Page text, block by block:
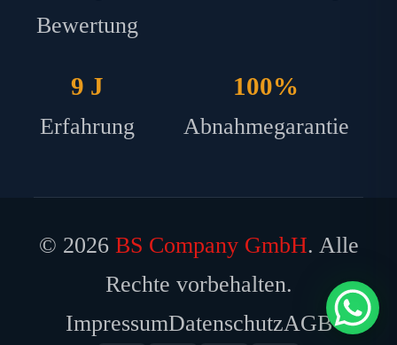
Bewertung
9 J
Erfahrung
100%
Abnahmegarantie
© 2026 BS Company GmbH. Alle
Rechte vorbehalten.
ImpressumDatenschutzAGB